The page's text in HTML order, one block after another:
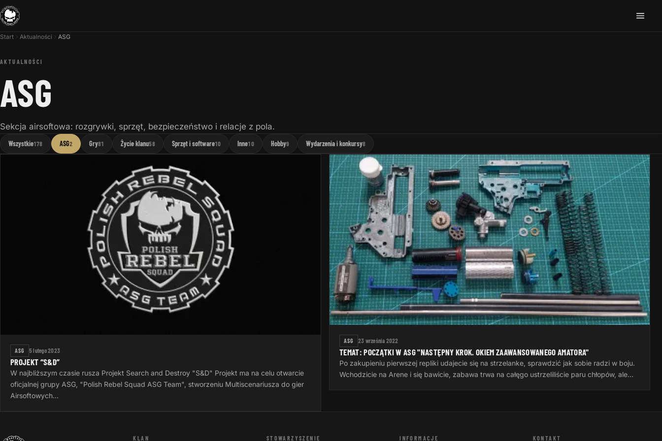
Start Aktualności ASG
AKTUALNOŚCI
ASG
Sekcja airsoftowa: rozgrywki, sprzęt, bezpieczeństwo i relacje z pola.
Wszystkie178 ASG2 Gry81 Życie klanu58 Sprzęt i software10 Inne10 Hobby9 Wydarzenia i konkursy8
ASG 5 lutego 2023
PROJEKT “S&D”
W najbliższym czasie rusza Projekt Search and Destroy "S&D" Projekt ma na celu otwarcie
oficjalnej grupy ASG, "Polish Rebel Squad ASG Team", stworzeniu Multiscenariusza do gier
Airsoftowych…
ASG 23 września 2022
TEMAT: POCZĄTKI W ASG "NASTĘPNY KROK. OKIEM ZAAWANSOWANEGO AMATORA"
Po zakupieniu pierwszej repliki udajecie się na strzelanke, sprawdzić jak sobie radzi w boju.
Wchodzicie na Arene i się bawicie, zabawa trwa na całęgo ustrzeliliście paru chłopów, ale…
KLAN STOWARZYSZENIE INFORMACJE KONTAKT